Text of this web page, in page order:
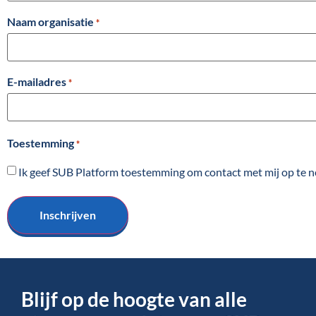
Naam organisatie *
E-mailadres *
Toestemming *
Ik geef SUB Platform toestemming om contact met mij op te
Blijf op de hoogte van alle